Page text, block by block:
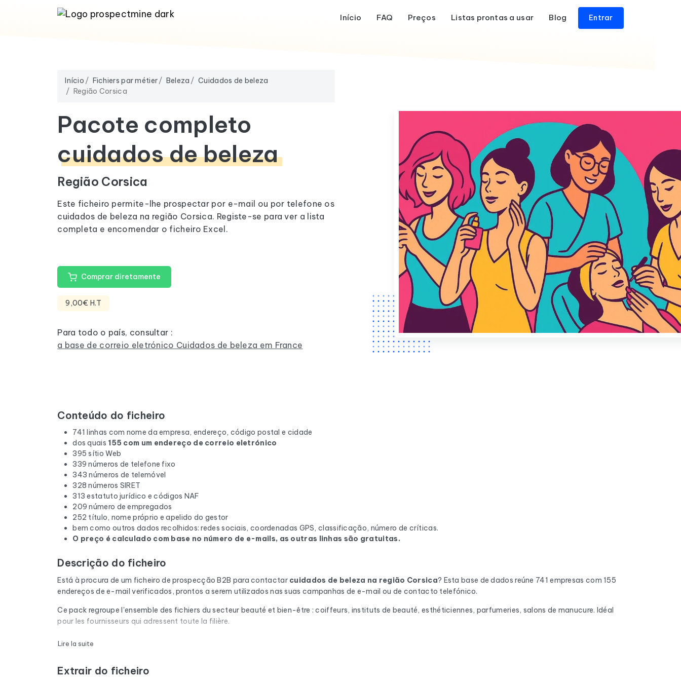
Início FAQ Preços Listas prontas a usar Blog Entrar
Início Fichiers par métier Beleza
Cuidados de beleza
Região Corsica
Pacote completo
cuidados de beleza
Região Corsica
Este ficheiro permite-lhe prospectar por e-mail ou por telefone os
cuidados de beleza na região Corsica. Registe-se para ver a lista
completa e encomendar o ficheiro Excel.
Comprar diretamente
9,00€ H.T
Para todo o país, consultar :
a base de correio eletrónico Cuidados de beleza em France
Conteúdo do ficheiro
741 linhas com nome da empresa, endereço, código postal e cidade
dos quais 155 com um endereço de correio eletrónico
395 sítio Web
339 números de telefone fixo
343 números de telemóvel
328 números SIRET
313 estatuto jurídico e códigos NAF
209 número de empregados
252 título, nome próprio e apelido do gestor
bem como outros dados recolhidos: redes sociais, coordenadas GPS, classificação, número de críticas.
O preço é calculado com base no número de e-mails, as outras linhas são gratuitas.
Descrição do ficheiro
Está à procura de um ficheiro de prospecção B2B para contactar cuidados de beleza na região Corsica? Esta base de dados reúne 741 empresas com 155
endereços de e-mail verificados, prontos a serem utilizados nas suas campanhas de e-mail ou de contacto telefónico.
Ce pack regroupe l'ensemble des fichiers du secteur beauté et bien-être : coiffeurs, instituts de beauté, esthéticiennes, parfumeries, salons de manucure. Idéal
pour les fournisseurs qui adressent toute la filière.
Cada e-mail da lista é submetido a uma verificação automática através do Cleanmylist.email antes de ser incluído. Os endereços inválidos, as caixas de
O ficheiro não se limita aos endereços de e-mail. Para cada empresa, tem à sua disposição a morada postal completa, o número de telefone fixo e móvel,
Lire la suite
Extrair do ficheiro